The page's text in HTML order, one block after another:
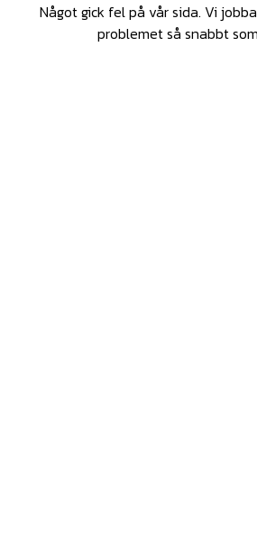
Något gick fel på vår sida. Vi
problemet så snabbt